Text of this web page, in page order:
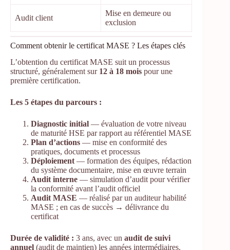
Audit client
Mise en demeure ou
exclusion
Comment obtenir le certificat MASE ? Les étapes clés
L’obtention du certificat MASE suit un processus
structuré, généralement sur 12 à 18 mois pour une
première certification.
Les 5 étapes du parcours :
Diagnostic initial — évaluation de votre niveau
de maturité HSE par rapport au référentiel MASE
Plan d’actions — mise en conformité des
pratiques, documents et processus
Déploiement— formation des équipes, rédaction
du système documentaire, mise en œuvre terrain
Audit interne — simulation d’audit pour vérifier
la conformité avant l’audit officiel
Audit MASE — réalisé par un auditeur habilité
MASE ; en cas de succès → délivrance du
certificat
Durée de validité : 3 ans, avec un audit de suivi
annuel (audit de maintien) les années intermédiaires.